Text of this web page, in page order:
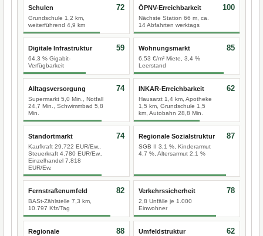
Schulen
Grundschule 1,2 km,
weiterführend 4,9 km
72 ÖPNV-Erreichbarkeit
Nächste Station 66 m, ca.
14 Abfahrten werktags
100
Digitale Infrastruktur
64,3 % Gigabit-
Verfügbarkeit
59 Wohnungsmarkt
6,53 €/m² Miete, 3,4 %
Leerstand
85
Alltagsversorgung
Supermarkt 5,0 Min., Notfall
24,7 Min., Schwimmbad 5,8
Min.
74 INKAR-Erreichbarkeit
Hausarzt 1,4 km, Apotheke
1,5 km, Grundschule 1,5
km, Autobahn 28,8 Min.
62
Standortmarkt
Kaufkraft 29.722 EUR/Ew.,
Steuerkraft 4.780 EUR/Ew.,
Einzelhandel 7.818
EUR/Ew.
74 Regionale Sozialstruktur
SGB II 3,1 %, Kinderarmut
4,7 %, Altersarmut 2,1 %
87
Fernstraßenumfeld
BASt-Zählstelle 7,3 km,
10.797 Kfz/Tag
82 Verkehrssicherheit
2,8 Unfälle je 1.000
Einwohner
78
Regionale
88 Umfeldstruktur 62